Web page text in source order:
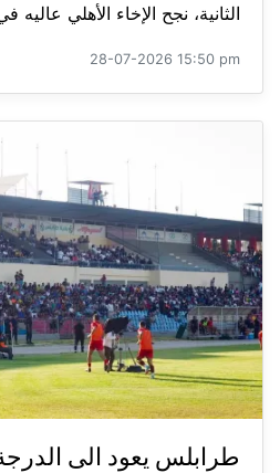
الثانية، نجح الإخاء الأهلي
28-07-2026 15:50 pm
طرابلس يعود الى